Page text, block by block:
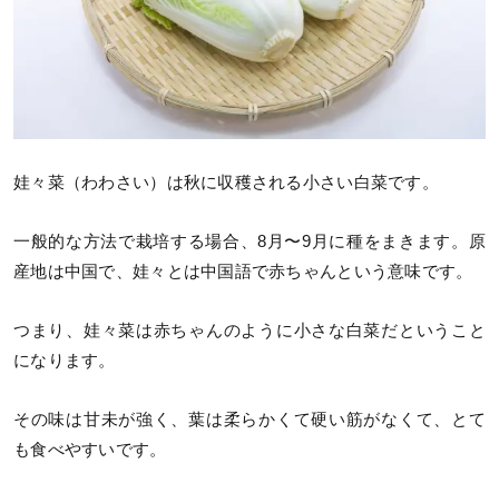
娃々菜（わわさい）は秋に収穫される小さい白菜です。
一般的な方法で栽培する場合、8月〜9月に種をまきます。原
産地は中国で、娃々とは中国語で赤ちゃんという意味です。
つまり、娃々菜は赤ちゃんのように小さな白菜だということ
になります。
その味は甘未が強く、葉は柔らかくて硬い筋がなくて、とて
も食べやすいです。